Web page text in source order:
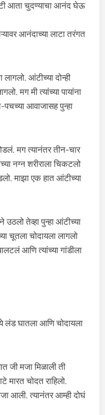
आता चुदण्याचा आनंद घेऊ
आनंदाच्या लाटा तरंगत
आंटीच्या दोन्ही
मग मी त्यांच्या पायांना
आवाजासह पुन्हा
मग त्यानंतर तीन-चार
नग्न शरीराला चिकटलो
माझा एक हात आंटीच्या
उठलो तेव्हा पुन्हा आंटीच्या
चूतला चोदायला लागलो
आणि त्यांच्या गांडीला
लंड घातला आणि चोदायला
जी मजा मिळाली ती
मारत चोदत राहिलो.
आली. त्यानंतर आम्ही दोघं